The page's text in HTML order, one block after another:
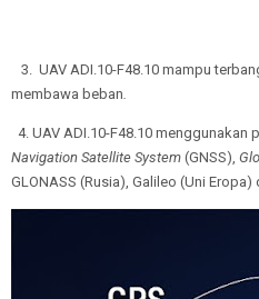
3. UAV ADI.10-F48.10 mampu
membawa beban.
4. UAV ADI.10-F48.10 menggunakan
Navigation Satellite System (GNSS),
GLONASS (Rusia), Galileo (Uni Eropa)